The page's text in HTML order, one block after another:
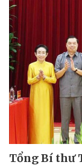
Tổng Bí thư